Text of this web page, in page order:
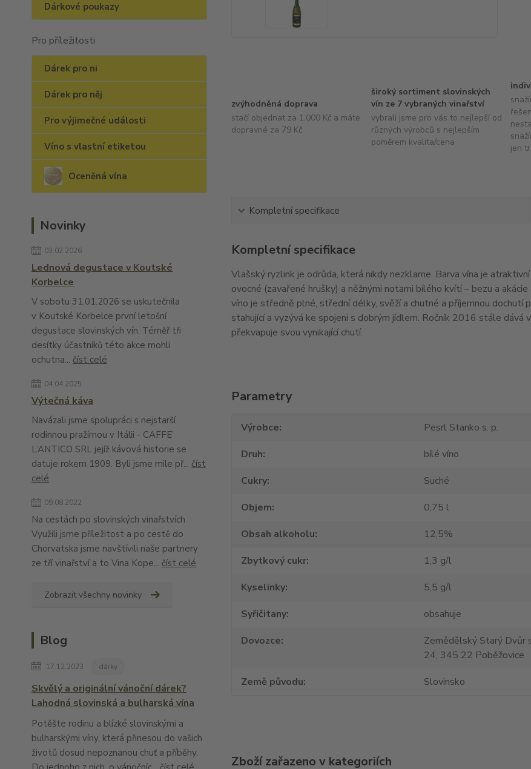
Dárkové poukazy
Pro příležitosti
Dárek pro ni
Dárek pro něj
Pro výjimečné události
Víno s vlastní etiketou
Oceněná vína
Novinky
03.02.2026
Lednová degustace v Koutské
Korbelce
V sobotu 31.01.2026 se uskutečnila
v Koutské Korbelce první letošní
degustace slovinských vín. Téměř tři
desítky účastníků této akce mohli
ochutna... číst celé
04.04.2025
Výtečná káva
Navázali jsme spolupráci s nejstarší
rodinnou pražírnou v Itálii - CAFFE’
L’ANTICO SRL jejíž kávová historie se
datuje rokem 1909. Byli jsme mile př... číst
celé
09.08.2022
Na cestách po slovinských vinařstvích
Využili jsme příležitost a po cestě do
Chorvatska jsme navštívili naše partnery
ze tří vinařství a to Vina Kope... číst celé
Zobrazit všechny novinky
Blog
17.12.2023 dárky
Skvělý a originální vánoční dárek?
Lahodná slovinská a bulharská vína
Potěšte rodinu a blízké slovinskými a
bulharskými víny, která přinesou do vašich
životů dosud nepoznanou chuť a příběhy.
zvýhodněná doprava
stačí objednat za 1.000 Kč a máte
dopravné za 79 Kč
široký sortiment slovinských
vín ze 7 vybraných vinařství
vybrali jsme pro vás to nejlepší od
různých výrobců s nejlepším
poměrem kvalita/cena
jen
Kompletní specifikace
Kompletní specifikace
Vlašský ryzlink je odrůda, která nikdy nezklame. Barva vína je
ovocné (zavařené hrušky) a něžnými notami bílého kvítí – bezu a
víno je středně plné, střední délky, svěží a chutné a příjemnou dochutí
stahující a vyzývá ke spojení s dobrým jídlem. Ročník 2016 stále
překvapuje svou vynikající chutí.
Parametry
Výrobce
Pesrl Stanko s. p.
Druh
bílé víno
Cukry
Suché
Objem
0,75 l
Obsah alkoholu
12,5%
Zbytkový cukr
1,3 g/l
Kyselinky
5,5 g/l
Syřičitany
obsahuje
Dovozce
Zemědělský Starý Dvůr
24, 345 22 Poběžovice
Země původu
Slovinsko
Zboží zařazeno v kategoriích